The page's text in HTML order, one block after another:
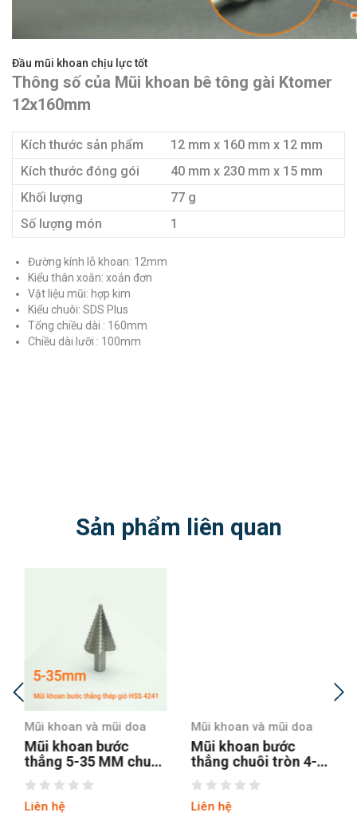
Đầu mũi khoan chịu lực tốt
Thông số của Mũi khoan bê tông gài Ktomer
12x160mm
Kích thước sản phẩm
12 mm x 160 mm x 12 mm
Kích thước đóng gói
40 mm x 230 mm x 15 mm
Khối lượng
77 g
Số lượng món
1
Đường kính lỗ khoan: 12mm
Kiểu thân xoắn: xoắn đơn
Vật liệu mũi: hợp kim
Kiểu chuôi: SDS Plus
Tổng chiều dài : 160mm
Chiều dài lưỡi : 100mm
Sản phẩm liên quan
Mũi khoan và mũi doa
Mũi khoan bước
thẳng 5-35 MM chuôi
tròn
Liên hệ
Mũi khoan và mũi doa
Mũi khoan bước
thẳng chuôi tròn 4-12
hss4241 tin
Liên hệ